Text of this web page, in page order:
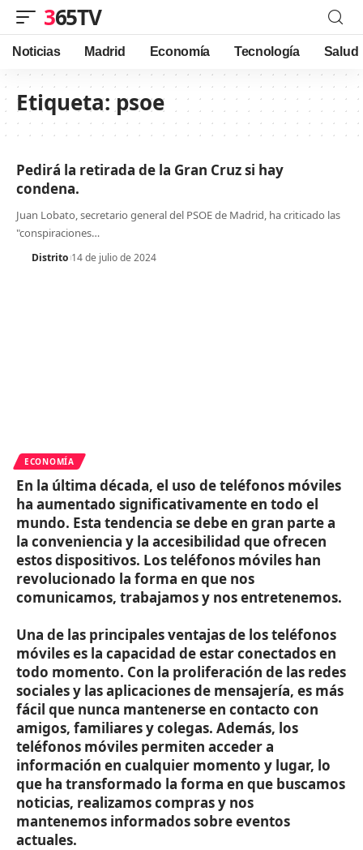
365TV
Noticias Madrid Economía Tecnología Salud
Etiqueta:psoe
Pedirá la retirada de la Gran Cruz si hay
condena.
Juan Lobato, secretario general del PSOE de Madrid, ha criticado las
"conspiraciones…
Distrito 14 de julio de 2024
ECONOMÍA
En la última década, el uso de teléfonos móviles
ha aumentado significativamente en todo el
mundo. Esta tendencia se debe en gran parte a
la conveniencia y la accesibilidad que ofrecen
estos dispositivos. Los teléfonos móviles han
revolucionado la forma en que nos
comunicamos, trabajamos y nos entretenemos.
Una de las principales ventajas de los teléfonos
móviles es la capacidad de estar conectados en
todo momento. Con la proliferación de las redes
sociales y las aplicaciones de mensajería, es más
fácil que nunca mantenerse en contacto con
amigos, familiares y colegas. Además, los
teléfonos móviles permiten acceder a
información en cualquier momento y lugar, lo
que ha transformado la forma en que buscamos
noticias, realizamos compras y nos
mantenemos informados sobre eventos
actuales.